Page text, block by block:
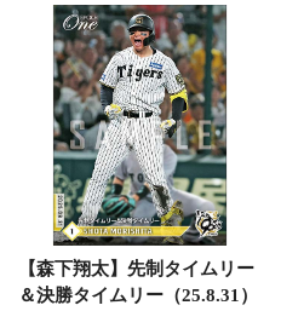
【森下翔太】先制タイムリー
＆決勝タイムリー（25.8.31）